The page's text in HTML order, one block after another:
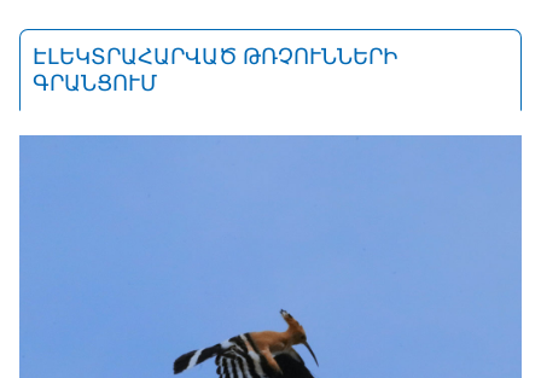
ԷԼԵԿՏՐԱՀԱՐՎԱԾ ԹՌՉՈՒՆՆԵՐԻ
ԳՐԱՆՑՈՒՄ